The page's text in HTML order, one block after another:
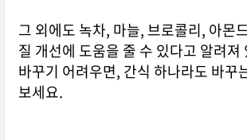
그 외에도 녹차, 마늘, 브로콜리, 아몬
질 개선에 도움을 줄 수 있다고 알려져
바꾸기 어려우면, 간식 하나라도 바꾸
보세요.